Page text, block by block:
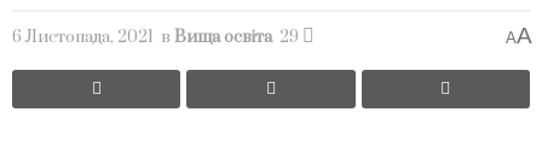
6 Листопада, 2021 в Вища освіта 29 AA